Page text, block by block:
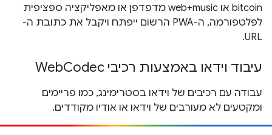
bitcoin או web+music מדפדפן או מאפליקציה ספציפית
לפלטפורמה, ה-PWA הרשום ייפתח ויקבל את כתובת ה-
URL.
עיבוד וידאו באמצעות רכיבי WebCodec
עבודה עם רכיבים של וידאו בסטרימינג, כמו פריימים
ומקטעים לא מעורבים של וידאו או אודיו מקודדים.